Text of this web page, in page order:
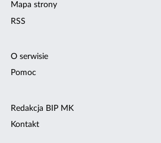
Mapa strony
RSS
O serwisie
Pomoc
Redakcja BIP MK
Kontakt